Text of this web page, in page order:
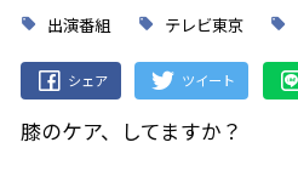
出演番組 テレビ東京
シェア ツイート
膝のケア、してますか？